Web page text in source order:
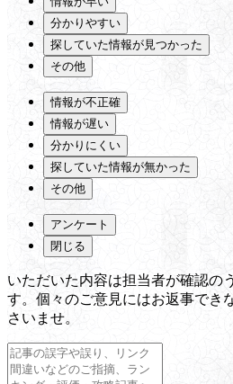
分かりやすい
探していた情報が見つかった
その他
情報が不正確
情報が遅い
分かりにくい
探していた情報が無かった
その他
アンケート
閉じる
いただいた内容は担当者が確認の
す。個々のご意見にはお返事でき
さいませ。